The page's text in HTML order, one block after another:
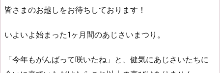
皆さまのお越しをお待ちしております！
いよいよ始まった1ヶ月間のあじさいまつり。
「今年もがんばって咲いたね」と、健気にあじさいたちに